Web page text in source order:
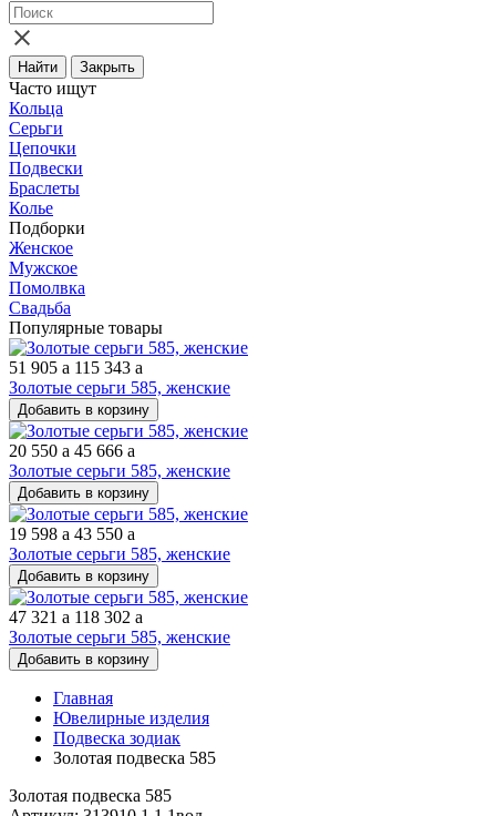
Найти Закрыть
Часто ищут
Кольца
Серьги
Цепочки
Подвески
Браслеты
Колье
Подборки
Женское
Мужское
Помолвка
Свадьба
Популярные товары
51 905 a 115 343 a
Золотые серьги 585, женские
Добавить в корзину
20 550 a 45 666 a
Золотые серьги 585, женские
Добавить в корзину
19 598 a 43 550 a
Золотые серьги 585, женские
Добавить в корзину
47 321 a 118 302 a
Золотые серьги 585, женские
Добавить в корзину
Главная
Ювелирные изделия
Подвеска зодиак
Золотая подвеска 585
Золотая подвеска 585